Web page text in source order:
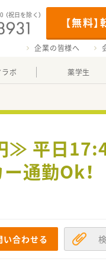
【無料
（祝日を除く）
企業の皆様へ
ボ 薬学生
≫ 平日
通勤Ok！
合わせる